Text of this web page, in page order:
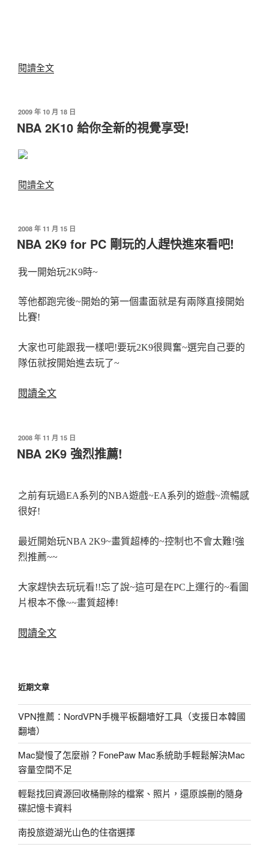
閱讀全文〈經
籃
高
模
部
隊
NBA2K9
用)〉
發
佈
於
2009 年 10 月 18 日
NBA 2K10 給你全新的視覺享受!
閱讀全文〈NBA
你
全
的
覺
發
佈
於
2008 年 11 月 15 日
NBA 2K9 for PC 剛玩的人趕快進來看吧!
我一開始玩2K9時~
等他都跑完後~開始的第一個畫面就是有兩隊直接開始
比賽!
大家也可能跟我一樣吧!要玩2K9很興奮~選完自己要的
隊伍就按開始進去玩了~
閱讀全文〈NBA
PC
剛
人
進
看
吧!〉
發
佈
於
2008 年 11 月 15 日
NBA 2K9 強烈推薦!
之前有玩過EA系列的NBA遊戲~EA系列的遊戲~流暢感
很好!
最近開始玩NBA 2K9~畫質超棒的~控制也不會太難!強
烈推薦~~
大家趕快去玩玩看!!忘了說~這可是在PC上運行的~看圖
片根本不像~~畫質超棒!
閱讀全文〈NBA
近期文章
VPN推薦：NordVPN手機平板翻墻好工具（支援日本韓國
翻墻）
Mac變慢了怎麼辦？FonePaw Mac系統助手輕鬆解決Mac
容量空間不足
輕鬆找回資源回收桶刪除的檔案、照片，還原誤刪的隨身
碟記憶卡資料
南投旅遊湖光山色的住宿選擇